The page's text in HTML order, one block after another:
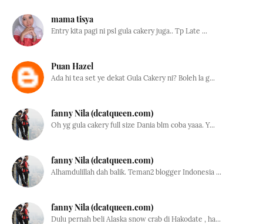
mama tisya
Entry kita pagi ni psl gula cakery juga.. Tp Late ...
Puan Hazel
Ada hi tea set ye dekat Gula Cakery ni? Boleh la g...
fanny Nila (dcatqueen.com)
Oh yg gula cakery full size Dania blm coba yaaa. Y...
fanny Nila (dcatqueen.com)
Alhamdulillah dah balik. Teman2 blogger Indonesia ...
fanny Nila (dcatqueen.com)
Dulu pernah beli Alaska snow crab di Hakodate , ha...